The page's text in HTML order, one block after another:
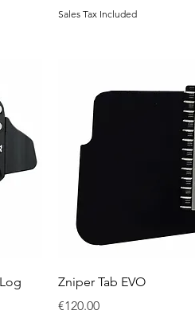
Sales Tax Included
Zniper Tab EVO
Price
€120.00